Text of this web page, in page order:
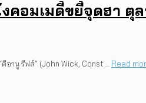
คอมเมดี้ขยี้จุดฮา ตุ
อานู รีฟส์” (John Wick, Const … Read
ชียทัวร์ปี 2026 ต้อน
ตุลาคม 2026 นี้
จากเด็กอายุ 12